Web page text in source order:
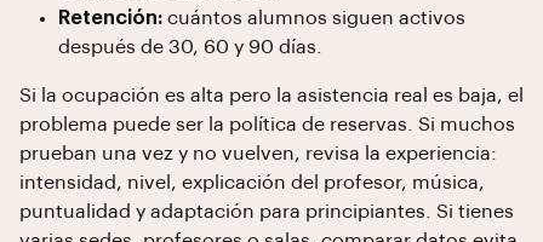
Retención: cuántos alumnos siguen activos
después de 30, 60 y 90 días.
Si la ocupación es alta pero la asistencia real es baja, el
problema puede ser la política de reservas. Si muchos
prueban una vez y no vuelven, revisa la experiencia:
intensidad, nivel, explicación del profesor, música,
puntualidad y adaptación para principiantes. Si tienes